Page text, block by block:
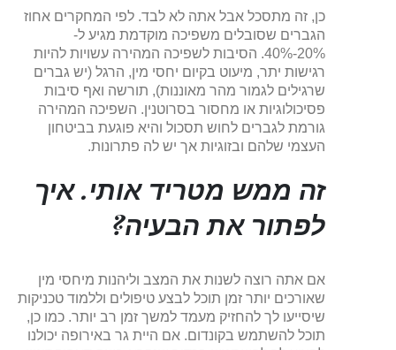
כן, זה מתסכל אבל אתה לא לבד. לפי המחקרים אחוז
הגברים שסובלים משפיכה מוקדמת מגיע ל-
20%-40%. הסיבות לשפיכה המהירה עשויות להיות
רגישות יתר, מיעוט בקיום יחסי מין, הרגל (יש גברים
שרגילים לגמור מהר מאוננות), תורשה ואף סיבות
פסיכולוגיות או מחסור בסרוטנין. השפיכה המהירה
גורמת לגברים לחוש תסכול והיא פוגעת בביטחון
העצמי שלהם ובזוגיות אך יש לה פתרונות.
זה ממש מטריד אותי. איך
לפתור את הבעיה?
אם אתה רוצה לשנות את המצב וליהנות מיחסי מין
שאורכים יותר זמן תוכל לבצע טיפולים וללמוד טכניקות
שיסייעו לך להחזיק מעמד למשך זמן רב יותר. כמו כן,
תוכל להשתמש בקונדום. אם היית גר באירופה יכולנו